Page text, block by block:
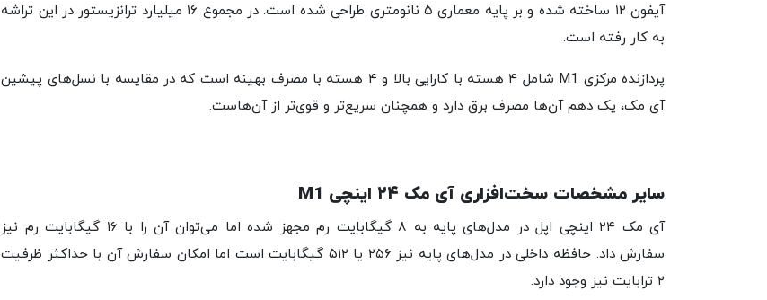
آیفون ۱۲ ساخته شده و بر پایه معماری ۵ نانومتری طراحی شده است. در مجموع ۱۶ میلیارد ترانزیستور در این تراشه
به کار رفته است.
پردازنده مرکزی M1 شامل ۴ هسته با کارایی بالا و ۴ هسته با مصرف بهینه است که در مقایسه با نسل‌های پیشین
آی مک، یک دهم آن‌ها مصرف برق دارد و همچنان سریع‌تر و قوی‌تر از آن‌هاست.
سایر مشخصات سخت‌افزاری آی مک ۲۴ اینچی M1
آی مک ۲۴ اینچی اپل در مدل‌های پایه به ۸ گیگابایت رم مجهز شده اما می‌توان آن را با ۱۶ گیگابایت رم نیز
سفارش داد. حافظه داخلی در مدل‌های پایه نیز ۲۵۶ یا ۵۱۲ گیگابایت است اما امکان سفارش آن با حداکثر ظرفیت
۲ ترابایت نیز وجود دارد.